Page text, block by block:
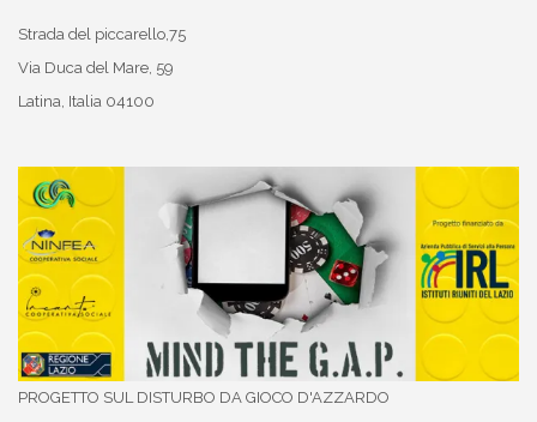
Strada del piccarello,75
Via Duca del Mare, 59
Latina, Italia 04100
PROGETTO SUL DISTURBO DA GIOCO D'AZZARDO